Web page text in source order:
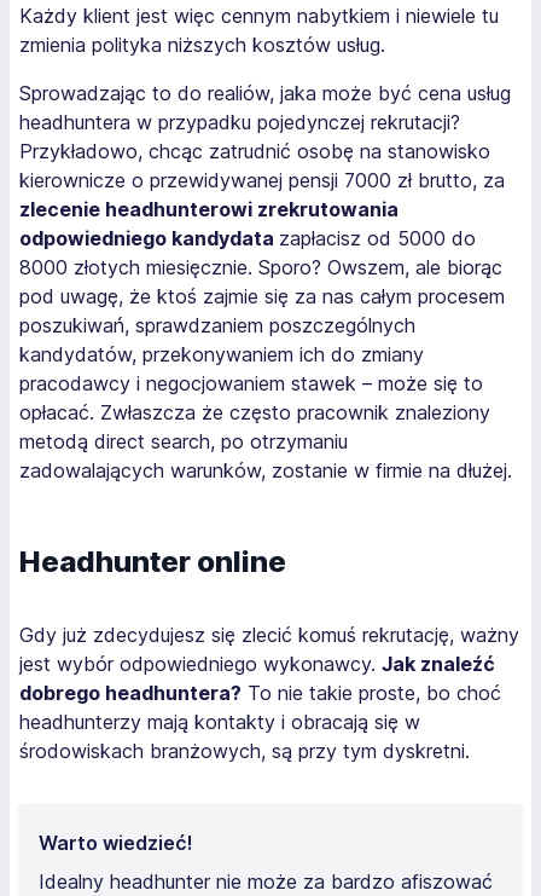
Każdy klient jest więc cennym nabytkiem i niewiele tu
zmienia polityka niższych kosztów usług.
Sprowadzając to do realiów, jaka może być cena usług
headhuntera w przypadku pojedynczej rekrutacji?
Przykładowo, chcąc zatrudnić osobę na stanowisko
kierownicze o przewidywanej pensji 7000 zł brutto, za
zlecenie headhunterowi zrekrutowania
odpowiedniego kandydata zapłacisz od 5000 do
8000 złotych miesięcznie. Sporo? Owszem, ale biorąc
pod uwagę, że ktoś zajmie się za nas całym procesem
poszukiwań, sprawdzaniem poszczególnych
kandydatów, przekonywaniem ich do zmiany
pracodawcy i negocjowaniem stawek – może się to
opłacać. Zwłaszcza że często pracownik znaleziony
metodą direct search, po otrzymaniu
zadowalających warunków, zostanie w firmie na dłużej.
Headhunter online
Gdy już zdecydujesz się zlecić komuś rekrutację, ważny
jest wybór odpowiedniego wykonawcy. Jak znaleźć
dobrego headhuntera? To nie takie proste, bo choć
headhunterzy mają kontakty i obracają się w
środowiskach branżowych, są przy tym dyskretni.
Warto wiedzieć!
Idealny headhunter nie może za bardzo afiszować